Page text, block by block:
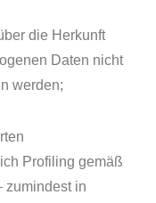
die Herkunft
Daten nicht
werden;
Profiling gemäß
zumindest in